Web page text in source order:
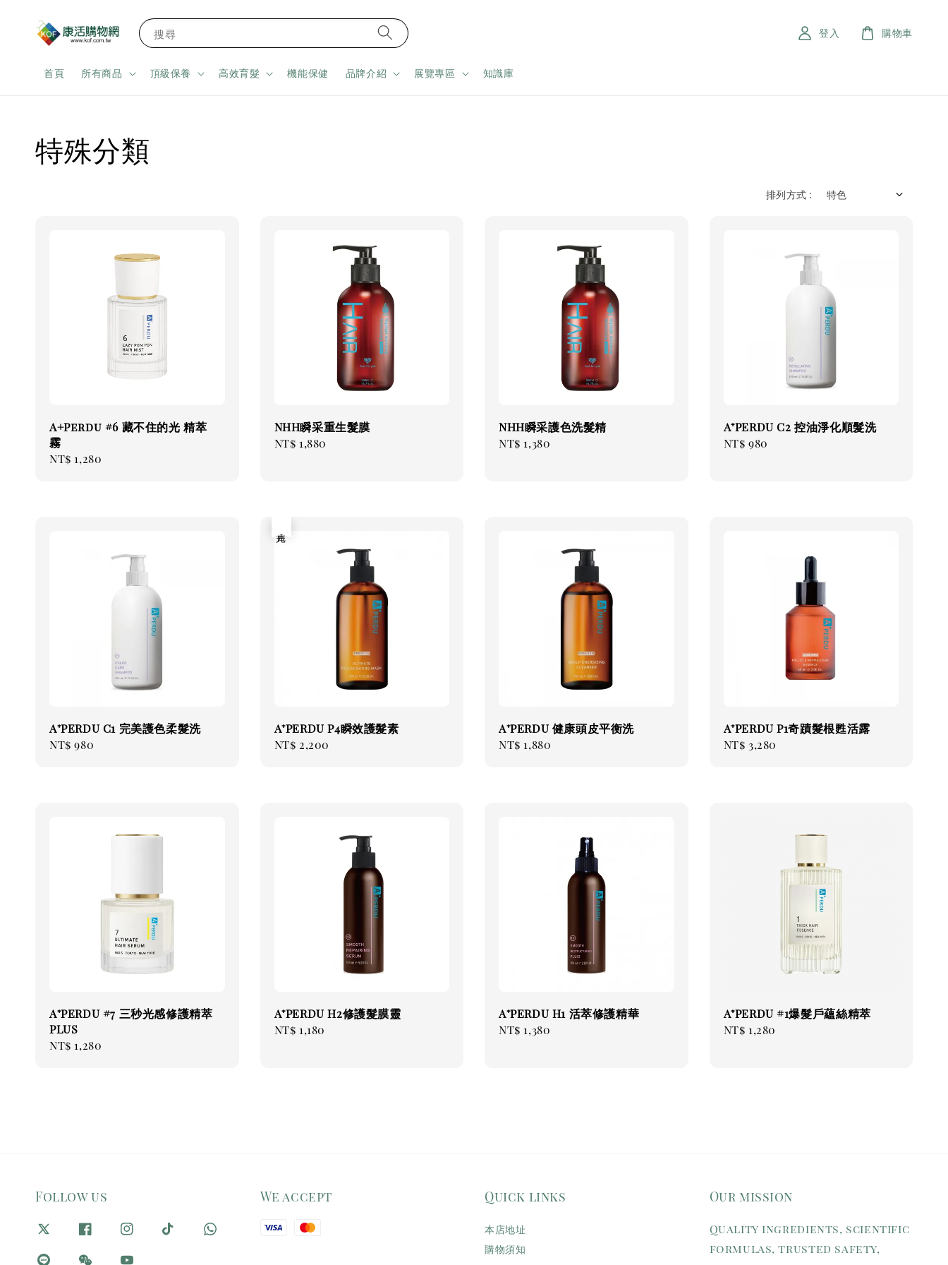
搜尋
首頁 所有商品 頂級保養 高效育髮 機能保健 品牌介紹 展覽專區 知識庫
登入 購物車
特殊分類
排列方式 :
A+Perdu #6 藏不住的光 精萃
霧
Regular
NT$ 1,280
NHH瞬采重生髮膜
Regular
NT$ 1,880
NHH瞬采護色洗髮精
Regular
NT$ 1,380
A⁺PERDU C2 控油淨化順髮洗
Regular
NT$ 980
A⁺PERDU C1 完美護色柔髮洗
Regular
NT$ 980
A⁺PERDU P4瞬效護髮素
Regular
NT$ 2,200
A⁺PERDU 健康頭皮平衡洗
Regular
NT$ 1,880
A⁺PERDU P1奇蹟髮根甦活露
Regular
NT$ 3,280
A⁺PERDU #7 三秒光感修護精萃
PLUS
Regular
NT$ 1,280
A⁺PERDU H2修護髮膜靈
Regular
NT$ 1,180
A⁺PERDU H1 活萃修護精華
Regular
NT$ 1,380
A⁺PERDU #1爆髮戶蘊絲精萃
Regular
NT$ 1,280
Follow us We accept Quick links
本店地址
購物須知
Our mission
Quality ingredients, scientific
formulas, trusted safety,